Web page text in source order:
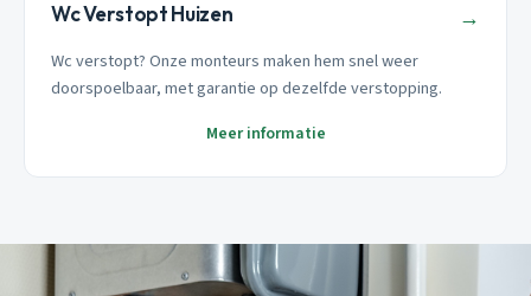
Wc Verstopt Huizen →
Wc verstopt? Onze monteurs maken hem snel weer
doorspoelbaar, met garantie op dezelfde verstopping.
Meer informatie